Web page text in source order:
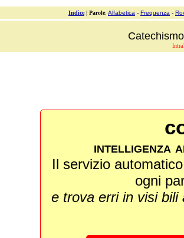
Indice| Parole: Alfabetica - Frequenza -
intelligenza
Il servizio
ogni
e trova erri in visi